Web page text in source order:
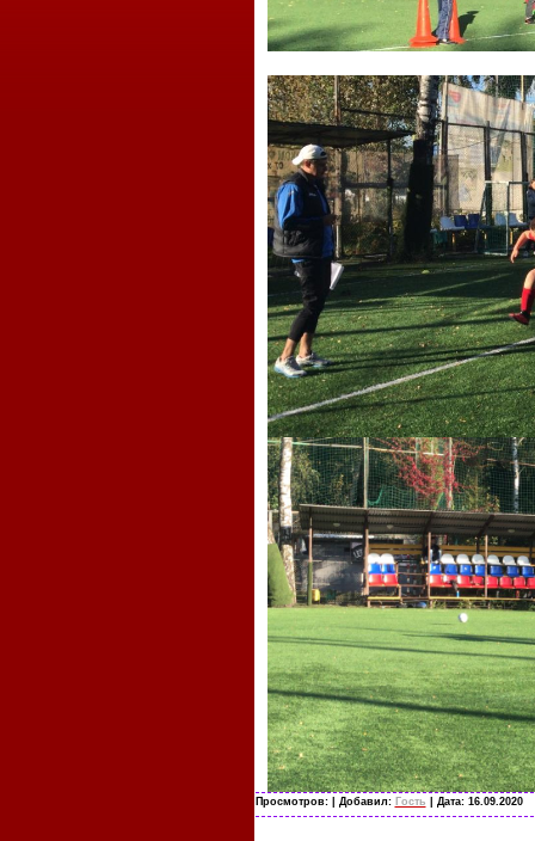
Просмотров: | Добавил: Гость | Дата: 16.09.2020